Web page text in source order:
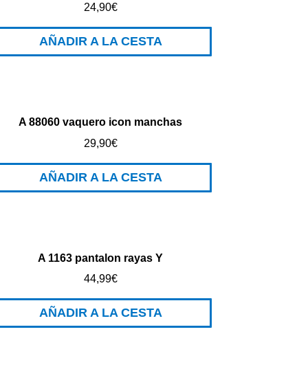
24,90€
AÑADIR A LA CESTA
A 88060 vaquero icon manchas
29,90€
AÑADIR A LA CESTA
A 1163 pantalon rayas Y
44,99€
AÑADIR A LA CESTA